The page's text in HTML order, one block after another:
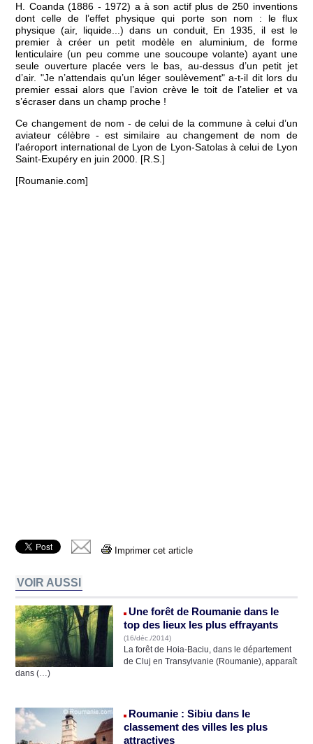
H. Coanda (1886 - 1972) a à son actif plus de 250 inventions
dont celle de l’effet physique qui porte son nom : le flux
physique (air, liquide...) dans un conduit, En 1935, il est le
premier à créer un petit modèle en aluminium, de forme
lenticulaire (un peu comme une soucoupe volante) ayant une
seule ouverture placée vers le bas, au-dessus d’un petit jet
d’air. "Je n’attendais qu’un léger soulèvement" a-t-il dit lors du
premier essai alors que l’avion crève le toit de l’atelier et va
s’écraser dans un champ proche !
Ce changement de nom - de celui de la commune à celui d’un
aviateur célèbre - est similaire au changement de nom de
l’aéroport international de Lyon de Lyon-Satolas à celui de Lyon
Saint-Exupéry en juin 2000. [R.S.]
[Roumanie.com]
Imprimer cet article
VOIR AUSSI
Une forêt de Roumanie dans le
top des lieux les plus effrayants
(16/déc./2014)
La forêt de Hoia-Baciu, dans le département
de Cluj en Transylvanie (Roumanie), apparaît
dans (…)
Roumanie : Sibiu dans le
classement des villes les plus
attractives